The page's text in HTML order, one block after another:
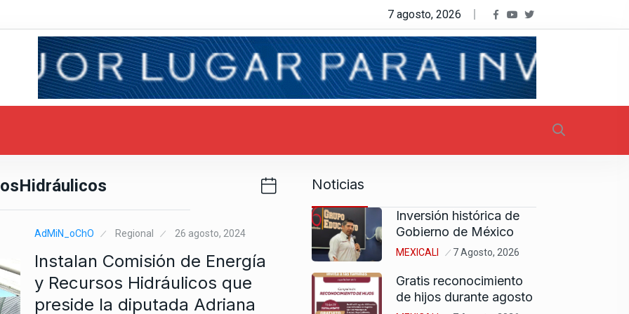
7 agosto, 2026
AdMiN_oChO Regional 26 agosto, 2024
Instalan Comisión de Energía
y Recursos Hidráulicos que
preside la diputada Adriana
Noticias
Inversión histórica de
Gobierno de México
MEXICALI 7 Agosto, 2026
Gratis reconocimiento
de hijos durante agosto